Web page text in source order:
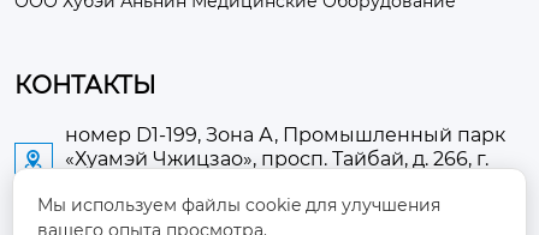
КОНТАКТЫ

номер D1-199, Зона А, Промышленный парк
«Хуамэй Чжицзао», просп. Тайбай, д. 266, г.
Мы используем файлы cookie для улучшения
вашего опыта просмотра.